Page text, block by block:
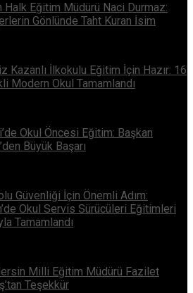
Halk Eğitim Müdürü Naci Durmaz:
Gönlünde Taht Kuran İsim
Kazanlı İlkokulu Eğitim İçin Hazır: 16
Modern Okul Tamamlandı
Okul Öncesi Eğitim: Başkan
Büyük Başarı
Güvenliği İçin Önemli Adım:
Okul Servis Sürücüleri Eğitimleri
Tamamlandı
Milli Eğitim Müdürü Fazilet
Teşekkür